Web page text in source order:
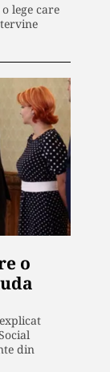
lege care
o
din